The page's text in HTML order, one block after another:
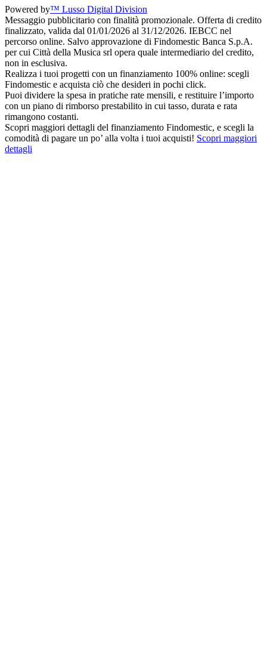
Powered by™ Lusso Digital Division
Messaggio pubblicitario con finalità promozionale. Offerta di credito
finalizzato, valida dal 01/01/2026 al 31/12/2026. IEBCC nel
percorso online. Salvo approvazione di Findomestic Banca S.p.A.
per cui Città della Musica srl opera quale intermediario del credito,
non in esclusiva.
Realizza i tuoi progetti con un finanziamento 100% online: scegli
Findomestic e acquista ciò che desideri in pochi click.
Puoi dividere la spesa in pratiche rate mensili, e restituire l’importo
con un piano di rimborso prestabilito in cui tasso, durata e rata
rimangono costanti.
Scopri maggiori dettagli del finanziamento Findomestic, e scegli la
comodità di pagare un po’ alla volta i tuoi acquisti! Scopri maggiori
dettagli